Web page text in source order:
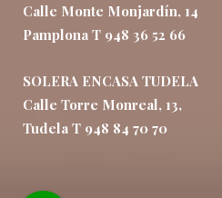
Calle Monte Monjardín, 14
Pamplona T 948 36 52 66
SOLERA ENCASA TUDELA
Calle Torre Monreal, 13,
Tudela T 948 84 70 70